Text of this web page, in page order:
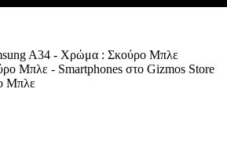
A34 - Χρώμα : Σκούρο Μπλε
Μπλε